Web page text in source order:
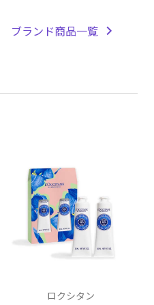
ブランド商品一覧
ロクシタン